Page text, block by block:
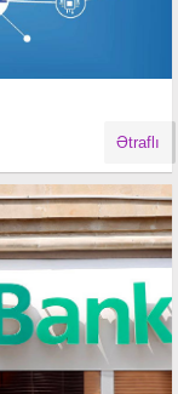
Ətraflı